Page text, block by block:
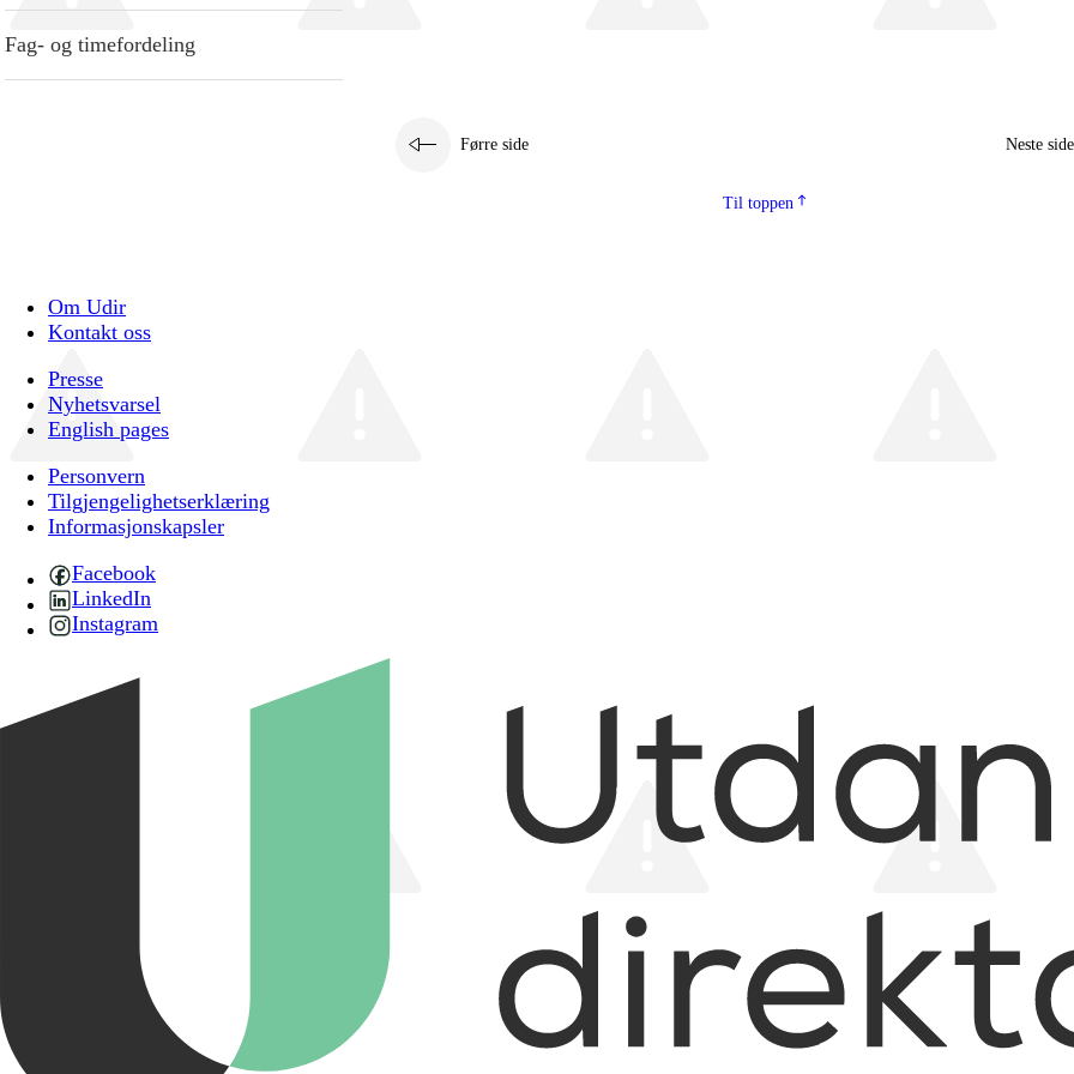
Fag- og timefordeling
Førre side Neste side
Til toppen
Om Udir
Kontakt oss
Presse
Nyhetsvarsel
English pages
Personvern
Tilgjengelighetserklæring
Informasjonskapsler
Facebook
LinkedIn
Instagram